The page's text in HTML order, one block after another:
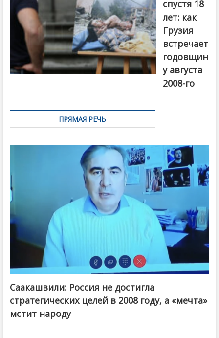
спустя 18
лет: как
Грузия
встречает
годовщин
у августа
2008-го
ПРЯМАЯ РЕЧЬ
Саакашвили: Россия не достигла
стратегических целей в 2008 году, а «мечта»
мстит народу